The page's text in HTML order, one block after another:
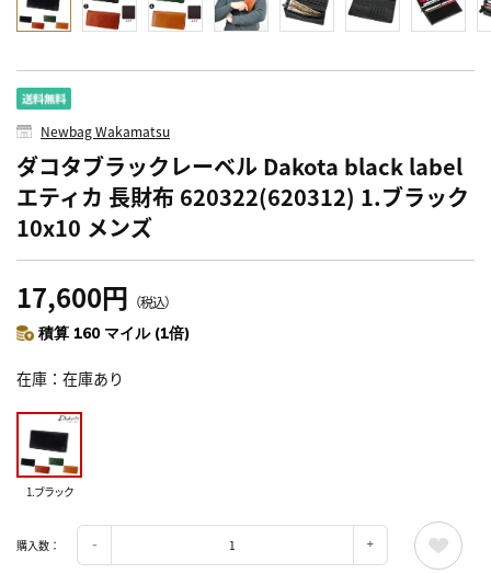
Newbag Wakamatsu
ダコタブラックレーベル Dakota black label
エティカ 長財布 620322(620312) 1.ブラック
10x10 メンズ
17,600円 （税込）
積算 160 マイル (1倍)
在庫 在庫あり
1.ブラック
購入数：